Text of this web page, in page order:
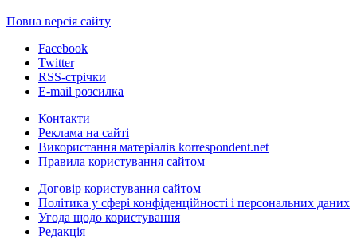
Повна версія сайту
Facebook
Twitter
RSS-стрічки
E-mail розсилка
Контакти
Реклама на сайті
Використання матеріалів korrespondent.net
Правила користування сайтом
Договір користування сайтом
Політика у сфері конфіденційності і персональних даних
Угода щодо користування
Редакція